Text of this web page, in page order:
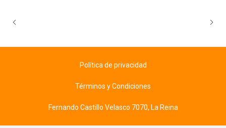
Política de privacidad
Términos y Condiciones
Fernando Castillo Velasco 7070, La Reina